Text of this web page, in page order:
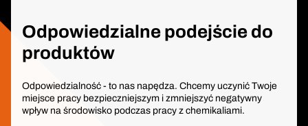
Odpowiedzialne podejście do
produktów
Odpowiedzialność - to nas napędza. Chcemy uczynić Twoje
miejsce pracy bezpieczniejszym i zmniejszyć negatywny
wpływ na środowisko podczas pracy z chemikaliami.